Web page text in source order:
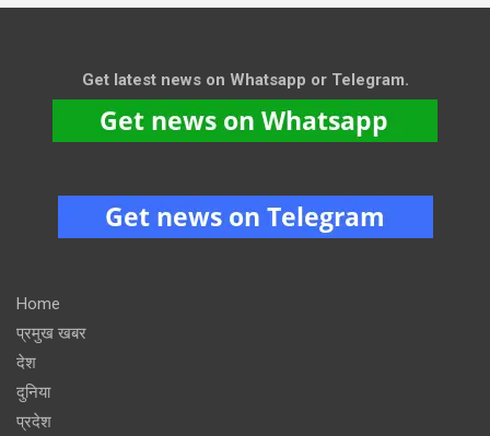
Get latest news on Whatsapp or Telegram.
Home
प्रमुख खबर
देश
दुनिया
प्रदेश